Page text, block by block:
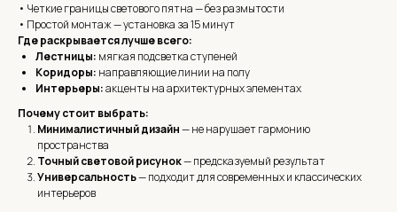
• Четкие границы светового пятна — без размытости
• Простой монтаж — установка за 15 минут
Где раскрывается лучше всего:
Лестницы: мягкая подсветка ступеней
Коридоры: направляющие линии на полу
Интерьеры:акценты на архитектурных элементах
Почему стоит выбрать:
Минималистичный дизайн— не нарушает гармонию
пространства
Точный световой рисунок— предсказуемый результат
Универсальность— подходит для современных и классических
интерьеров